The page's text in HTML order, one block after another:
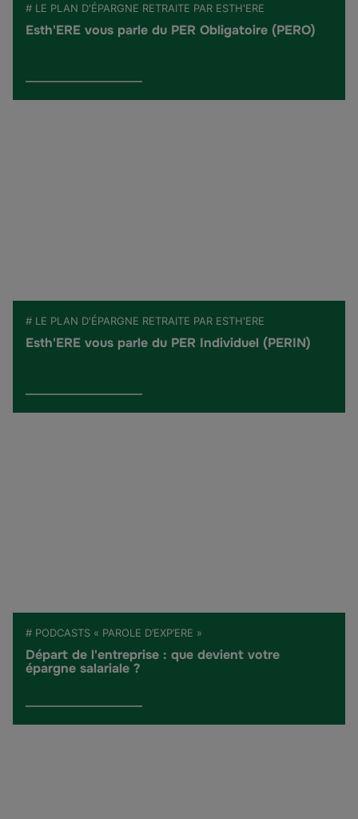
# LE PLAN D'ÉPARGNE RETRAITE PAR ESTH'ERE
Esth'ERE vous parle du PER Obligatoire (PERO)
# LE PLAN D'ÉPARGNE RETRAITE PAR ESTH'ERE
Esth'ERE vous parle du PER Individuel (PERIN)
# PODCASTS « PAROLE D’EXP’ERE »
Départ de l'entreprise : que devient votre
épargne salariale ?